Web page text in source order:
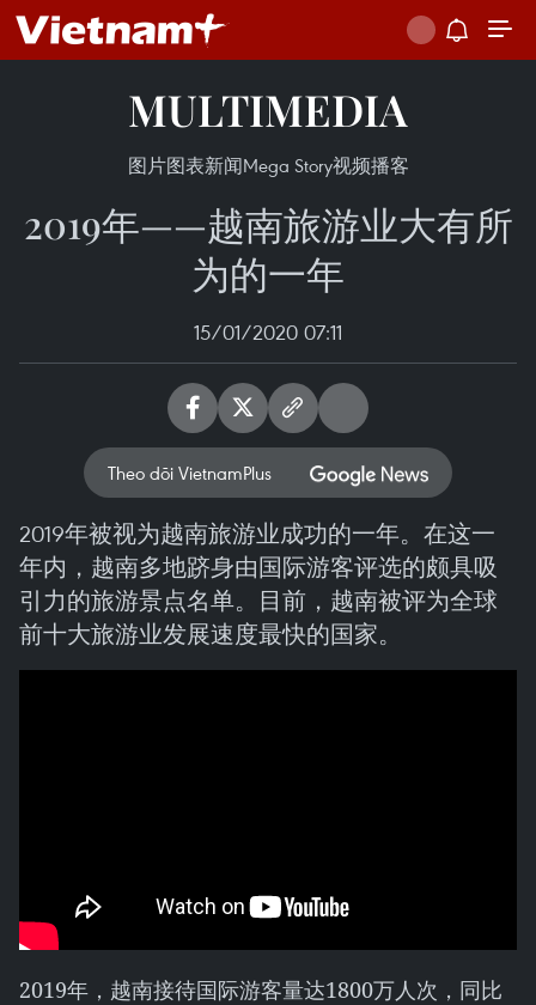
MULTIMEDIA
图片图表新闻Mega Story视频播客
2019年——越南旅游业大有所
为的一年
15/01/2020 07:11
Theo dõi VietnamPlus
2019年被视为越南旅游业成功的一年。在这一
年内，越南多地跻身由国际游客评选的颇具吸
引力的旅游景点名单。目前，越南被评为全球
前十大旅游业发展速度最快的国家。
2019年，越南接待国际游客量达1800万人次，同比